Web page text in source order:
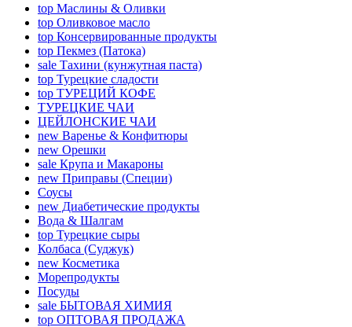
top Маслины & Оливки
top Оливковое масло
top Консервированные продукты
top Пекмез (Патока)
sale Тахини (кунжутная паста)
top Турецкие сладости
top ТУРЕЦИЙ КОФЕ
ТУРЕЦКИЕ ЧАИ
ЦЕЙЛОНСКИЕ ЧАИ
new Варенье & Конфитюры
new Орешки
sale Крупа и Макароны
new Приправы (Специи)
Соусы
new Диабетические продукты
Вода & Шалгам
top Турецкие сыры
Колбаса (Суджук)
new Косметика
Морепродукты
Посуды
sale БЫТОВАЯ ХИМИЯ
top ОПТОВАЯ ПРОДАЖА